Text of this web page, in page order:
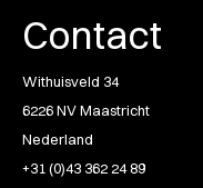
Contact
Withuisveld 34
6226 NV Maastricht
Nederland
+31 (0)43 362 24 89